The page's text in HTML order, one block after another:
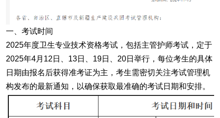
一、‌ 考试时间
2025年度卫生专业技术资格考试，包括主管护师考试，定于‌
2025年4月12日、13日、19日、20日 ‌举行，每位考生的具体
日期由报名后获得准考证为主，考生需密切关注考试管理机
构发布的最新通知，以确保获取最准确的考试日期和安排。